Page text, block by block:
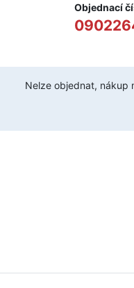
Objednací
Nelze objednat, nákup